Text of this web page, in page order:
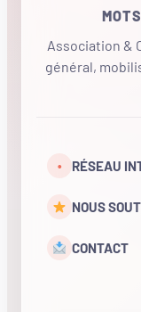
Association &
général,
• RÉSEAU
NOUS
CONTACT